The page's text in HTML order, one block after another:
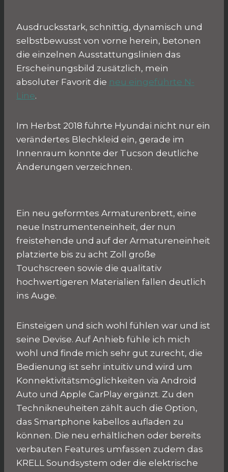
Ausdrucksstark, schnittig, dynamisch und
selbstbewusst von vorne herein, betonen
die einzelnen Ausstattungslinien das
Erscheinungsbild zusätzlich, mein
absoluter Favorit die neu eingeführte N-
Line.
Im Herbst 2018 führte Hyundai nicht nur ein
verändertes Blechkleid ein, gerade im
Innenraum konnte der Tucson deutliche
Änderungen verzeichnen.
Ein neu geformtes Armaturenbrett, eine
neue Instrumenteneinheit, der nun
freistehende und auf der Armatureneinheit
platzierte bis zu acht Zoll große
Touchscreen sowie die qualitativ
hochwertigeren Materialien fallen deutlich
ins Auge.
Einsteigen und sich wohl fühlen war und ist
seine Devise. Auf Anhieb fühle ich mich
wohl und finde mich sehr gut zurecht, die
Bedienung ist sehr intuitiv und wird um
Konnektivitätsmöglichkeiten via Android
Auto und Apple CarPlay ergänzt. Zu den
Technikneuheiten zählt auch die Option,
das Smartphone kabellos aufladen zu
können. Die neu erhältlichen oder bereits
verbauten Features umfassen zudem das
KRELL Soundsystem oder die elektrische